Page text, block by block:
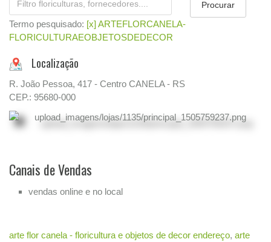
Termo pesquisado: [x] ARTEFLORCANELA-
FLORICULTURAEOBJETOSDEDECOR
Localização
R. João Pessoa, 417 - Centro CANELA - RS
CEP.: 95680-000
Canais de Vendas
vendas online e no local
arte flor canela - floricultura e objetos de decor endereço, arte